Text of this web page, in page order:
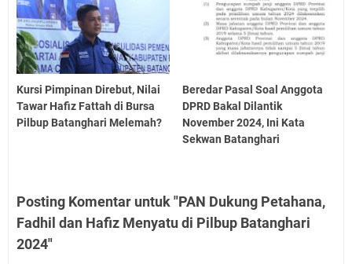
Kursi Pimpinan Direbut, Nilai
Tawar Hafiz Fattah di Bursa
Pilbup Batanghari Melemah?
Beredar Pasal Soal Anggota
DPRD Bakal Dilantik
November 2024, Ini Kata
Sekwan Batanghari
Posting Komentar untuk "PAN Dukung Petahana,
Fadhil dan Hafiz Menyatu di Pilbup Batanghari
2024"